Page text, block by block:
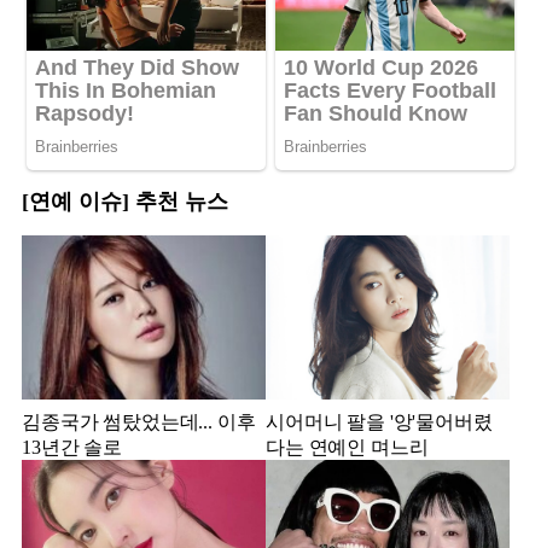
[연예 이슈] 추천 뉴스
김종국가 썸탔었는데... 이후
13년간 솔로
시어머니 팔을 '앙'물어버렸
다는 연예인 며느리